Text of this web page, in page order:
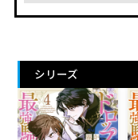
シリーズ